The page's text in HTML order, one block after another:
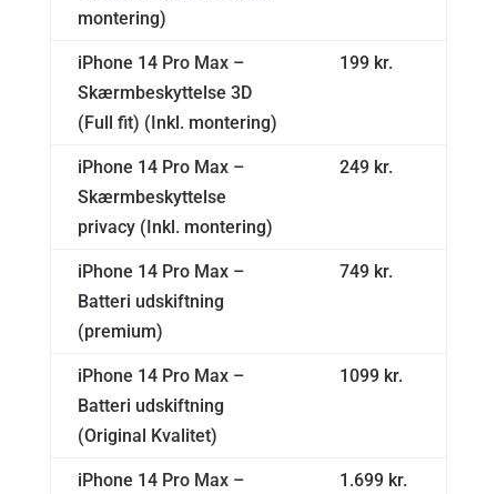
montering)
iPhone 14 Pro Max –
Skærmbeskyttelse 3D
(Full fit) (Inkl. montering)
199 kr.
iPhone 14 Pro Max –
Skærmbeskyttelse
privacy (Inkl. montering)
249 kr.
iPhone 14 Pro Max –
Batteri udskiftning
(premium)
749 kr.
iPhone 14 Pro Max –
Batteri udskiftning
(Original Kvalitet)
1099 kr.
iPhone 14 Pro Max –
1.699 kr.